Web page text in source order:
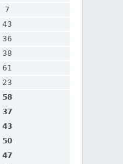
7
43
36
38
61
23
58
37
43
50
47